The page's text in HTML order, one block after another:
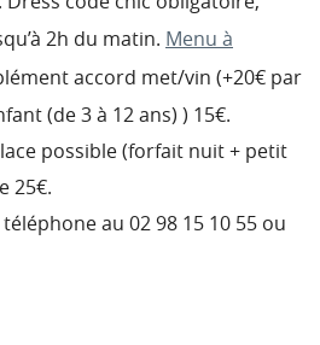
2h du matin. Menu à
accord met/vin (+20€ par
(de 3 à 12 ans) ) 15€.
possible (forfait nuit + petit
25€.
au 02 98 15 10 55 ou